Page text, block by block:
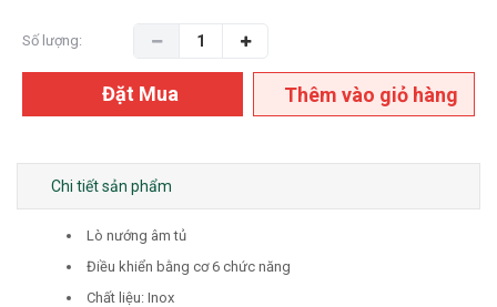
Số lượng:
Đặt Mua Thêm vào giỏ hàng
Chi tiết sản phẩm
Lò nướng âm tủ
Điều khiển bằng cơ 6 chức năng
Chất liệu: Inox